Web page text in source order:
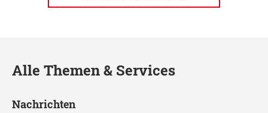
Alle Themen & Services
Nachrichten